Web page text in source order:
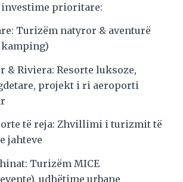
prioritare:
Turizëm natyror & aventurë
kamping)
& Riviera: Resorte luksoze,
projekt i ri aeroporti
të reja: Zhvillimi i turizmit të
jahteve
Turizëm MICE
udhëtime urbane